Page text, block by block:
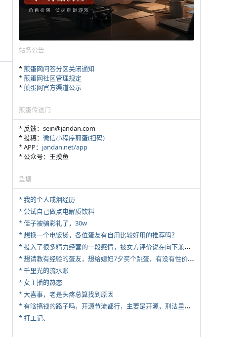
站务公告
*煎蛋网问答分区关闭通知
*煎蛋网社区管理规定
*煎蛋网官方渠道公示
煎蛋传送门
* 反馈：sein@jandan.com
* 投稿： 微信小程序煎蛋(扫码)
* APP： jandan.net/app
* 公众号：王摸鱼
鱼塘
* 我的个人戒烟经历
* 尝试自己做点电解质饮料
* 侄子被骗彩礼了，30w
* 想换一个电饭煲，各位蛋友有自用比较好用的推荐吗？
*
投入了很多精力经营的一段感情，被女方评价说在向下兼容我，感觉有点破防
*
想请教有经验的蛋友，想给媳妇7夕买个跳蛋，有没有性价比高的推荐
* 千里光的流水账
* 女主播的热恋
* 大喜事，老是头疼总算找到原因
*
有啥搞钱的路子吗，开源节流都行，主要是开源，刑法里的咱不做
* 打工记、